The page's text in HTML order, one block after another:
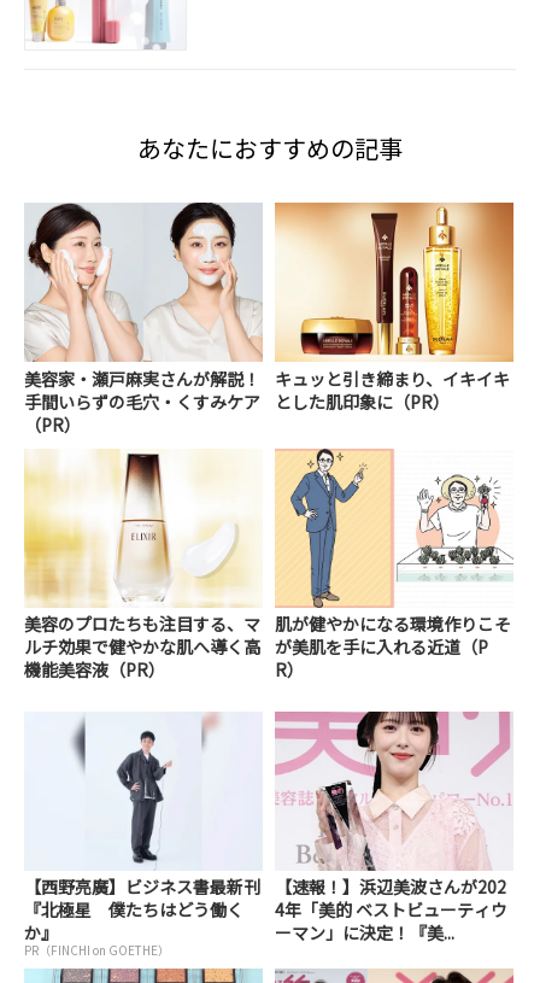
あなたにおすすめの記事
美容家・瀬戸麻実さんが解説！
手間いらずの毛穴・くすみケア
（PR）
キュッと引き締まり、イキイキ
とした肌印象に（PR）
美容のプロたちも注目する、マ
ルチ効果で健やかな肌へ導く高
機能美容液（PR）
肌が健やかになる環境作りこそ
が美肌を手に入れる近道（P
R）
【西野亮廣】ビジネス書最新刊
『北極星 僕たちはどう働く
か』
PR（FINCHI on GOETHE）
【速報！】浜辺美波さんが202
4年「美的 ベストビューティウ
ーマン」に決定！『美...